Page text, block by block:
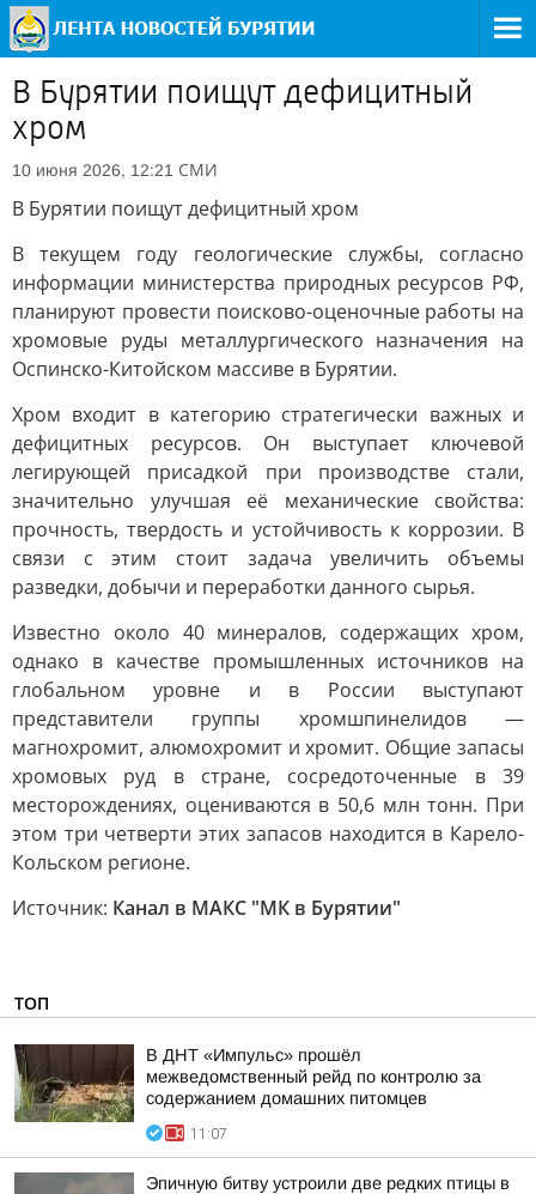
В Бурятии поищут дефицитный
хром
10 июня 2026, 12:21 СМИ
В Бурятии поищут дефицитный хром
В текущем году геологические службы, согласно
информации министерства природных ресурсов РФ,
планируют провести поисково-оценочные работы на
хромовые руды металлургического назначения на
Оспинско-Китойском массиве в Бурятии.
Хром входит в категорию стратегически важных и
дефицитных ресурсов. Он выступает ключевой
легирующей присадкой при производстве стали,
значительно улучшая её механические свойства:
прочность, твердость и устойчивость к коррозии. В
связи с этим стоит задача увеличить объемы
разведки, добычи и переработки данного сырья.
Известно около 40 минералов, содержащих хром,
однако в качестве промышленных источников на
глобальном уровне и в России выступают
представители группы хромшпинелидов —
магнохромит, алюмохромит и хромит. Общие запасы
хромовых руд в стране, сосредоточенные в 39
месторождениях, оцениваются в 50,6 млн тонн. При
этом три четверти этих запасов находится в Карело-
Кольском регионе.
Источник: Канал в МАКС "МК в Бурятии"
ТОП
В ДНТ «Импульс» прошёл
межведомственный рейд по контролю за
содержанием домашних питомцев
11:07
Эпичную битву устроили две редких птицы в